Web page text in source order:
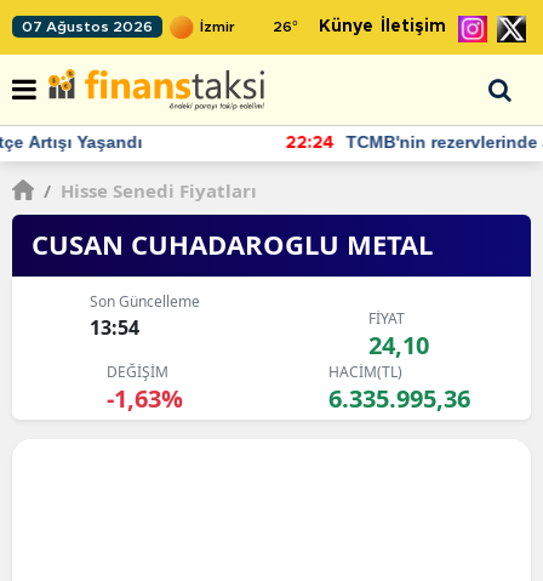
07 Ağustos 2026 26° Künye İletişim
22:24 TCMB'nin rezervlerinde artan momentum devam ediyor
/ Hisse Senedi Fiyatları
CUSAN CUHADAROGLU METAL
Son Güncelleme
13:54 FİYAT
24,10
DEĞİŞİM
-1,63%
HACİM(TL)
6.335.995,36